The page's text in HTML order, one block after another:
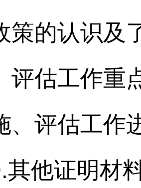
策的认识及
评估工作重
、评估工作
其他证明材